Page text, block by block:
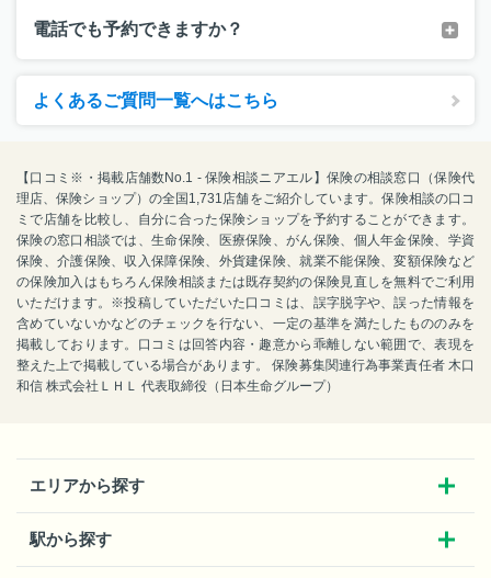
電話でも予約できますか？
よくあるご質問一覧へはこちら
【口コミ※・掲載店舗数No.1 - 保険相談ニアエル】保険の相談窓口（保険代
理店、保険ショップ）の全国1,731店舗をご紹介しています。保険相談の口コ
ミで店舗を比較し、自分に合った保険ショップを予約することができます。
保険の窓口相談では、生命保険、医療保険、がん保険、個人年金保険、学資
保険、介護保険、収入保障保険、外貨建保険、就業不能保険、変額保険など
の保険加入はもちろん保険相談または既存契約の保険見直しを無料でご利用
いただけます。※投稿していただいた口コミは、誤字脱字や、誤った情報を
含めていないかなどのチェックを行ない、一定の基準を満たしたもののみを
掲載しております。口コミは回答内容・趣意から乖離しない範囲で、表現を
整えた上で掲載している場合があります。 保険募集関連行為事業責任者 木口
和信 株式会社ＬＨＬ 代表取締役（日本生命グループ）
エリアから探す
駅から探す